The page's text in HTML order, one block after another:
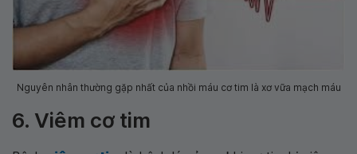
Nguyên nhân thường gặp nhất của nhồi máu cơ tim là xơ vữa mạch máu
6. Viêm cơ tim